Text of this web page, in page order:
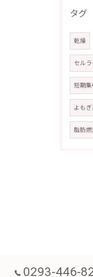
タグ
乾燥
セルラ
短期集
よも
脂肪燃
0293-446-